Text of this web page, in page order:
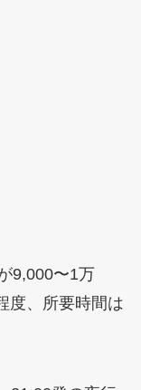
9,000〜1万
度、所要時間は